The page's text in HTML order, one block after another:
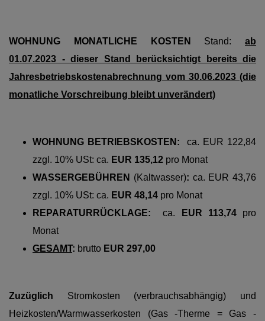
WOHNUNG MONATLICHE KOSTEN Stand: ab
01.07.2023 - dieser Stand berücksichtigt bereits die
Jahresbetriebskostenabrechnung vom 30.06.2023 (die
monatliche Vorschreibung bleibt unverändert)
WOHNUNG BETRIEBSKOSTEN: ca. EUR 122,84
zzgl. 10% USt: ca. EUR 135,12 pro Monat
WASSERGEBÜHREN (Kaltwasser): ca. EUR 43,76
zzgl. 10% USt: ca. EUR 48,14 pro Monat
REPARATURRÜCKLAGE: ca. EUR 113,74pro
Monat
GESAMT: brutto EUR 297,00
Zuzüglich Stromkosten (verbrauchsabhängig) und
Heizkosten/Warmwasserkosten (Gas -Therme = Gas -